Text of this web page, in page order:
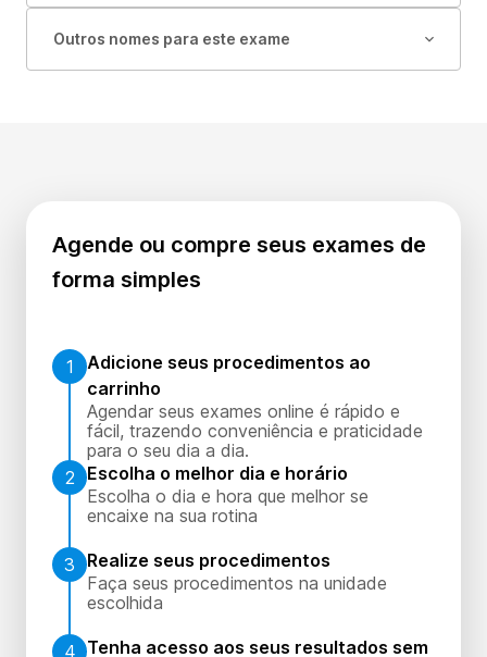
Outros nomes para este exame
Agende ou compre seus exames de
forma simples
1
Adicione seus procedimentos ao
carrinho
Agendar seus exames online é rápido e
fácil, trazendo conveniência e praticidade
para o seu dia a dia.
2
Escolha o melhor dia e horário
Escolha o dia e hora que melhor se
encaixe na sua rotina
3
Realize seus procedimentos
Faça seus procedimentos na unidade
escolhida
4 Tenha acesso aos seus resultados sem